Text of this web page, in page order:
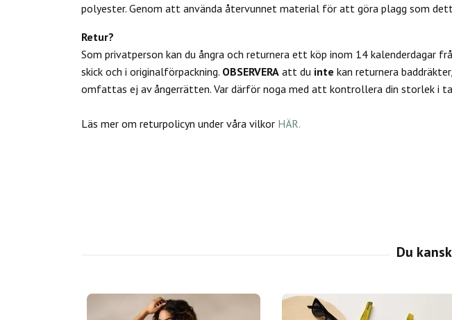
polyester. Genom att använda återvunnet material för att göra plagg som
Retur?
Som privatperson kan du ångra och returnera ett köp inom 14 kalenderdagar
skick och i originalförpackning. OBSERVERA att du inte kan returnera
omfattas ej av ångerrätten. Var därför noga med att kontrollera din storlek i
Läs mer om returpolicyn under våra vilkor HÄR.